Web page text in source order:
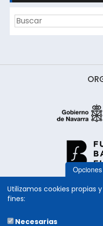
Utilizamos cookies propias
fines:
Necesarias